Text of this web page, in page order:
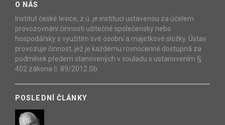
O NÁS
Institut české levice, z.ú. je institucí ustavenou za účelem
provozovnání činnosti užitečné společensky nebo
hospodářsky s využitím své osobní a majetkové složky. Ústav
provozuje činnost, jež je každému rovnocenně dostupná za
podmínek předem stanovených v souladu s ustanovením §
402 zákona č. 89/2012 Sb.
POSLEDNÍ ČLÁNKY